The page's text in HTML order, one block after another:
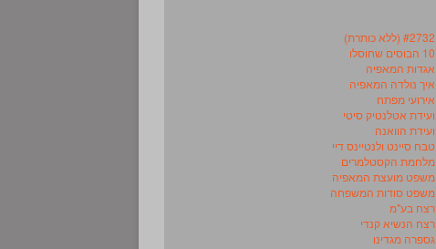
#2732 (ללא כותרת)
10 הבוסים שחוסלו
אגדות המאפיה
איך נולדה המאפיה
אירועי מפתח
ועידת אטלנטיק סיטי
ועידת הוואנה
טבח סיינט ולנטיינס דיי
מלחמת הקסטלמרים
משפט מועצת המאפיה
משפט סודות המשפחה
רצח בע"מ
רצח הנשיא קנדי
גספרה מגדינו